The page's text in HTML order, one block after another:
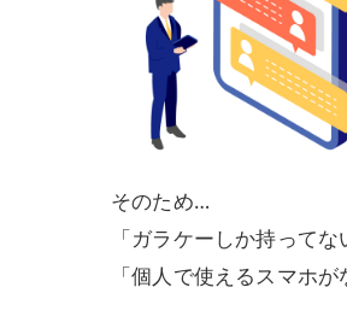
そのため…
「ガラケーしか持ってな
「個人で使えるスマホ